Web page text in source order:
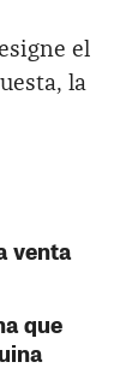
el
la
venta
que